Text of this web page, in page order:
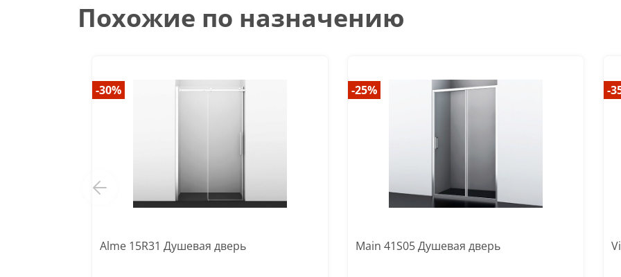
Похожие по назначению
-30%
Alme 15R31 Душевая дверь
-25%
Main 41S05 Душевая дверь
-